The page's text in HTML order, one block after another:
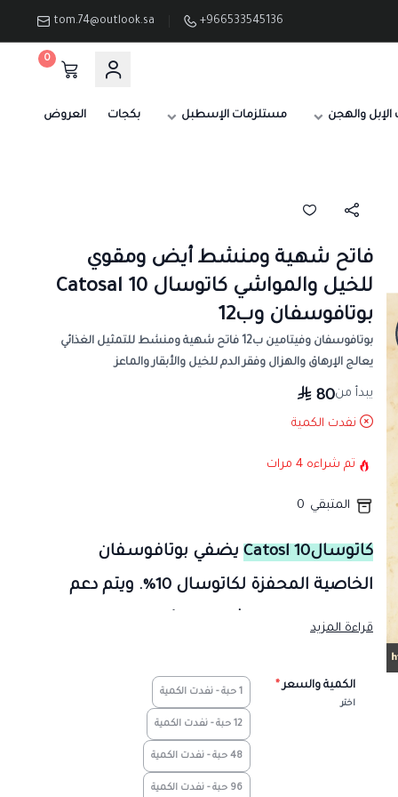
+966533545136
tom.74@outlook.sa
0
والهجن مستلزمات الإسطبل بكجات العروض
فاتح شهية ومنشط أيض ومقوي
للخيل والمواشي كاتوسال Catosal 10
بوتافوسفان وب12
بوتافوسفان وفيتامين ب12 فاتح شهية ومنشط للتمثيل الغذائي
يعالج الإرهاق والهزال وفقر الدم للخيل والأبقار والماعز
يبدأ من80
نفدت الكمية
تم شراءه 4 مرات
المتبقي 0
كاتوسال10 Catosl
يضفي بوتافوسفان
الخاصية المحفزة لكاتوسال 10%. ويتم دعم
تحفيز عمليات التمثيل الغذائي للكربوهيدرات
بواسطة فيتامين ب12.
قراءة المزيد
الكمية والسعر*
اختر
1 حبة - نفدت الكمية
12 حبة - نفدت الكمية
48 حبة - نفدت الكمية
96 حبة - نفدت الكمية